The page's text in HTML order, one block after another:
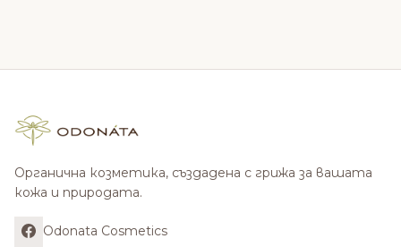
Органична козметика, създадена с грижа за вашата
кожа и природата.
Odonata Cosmetics